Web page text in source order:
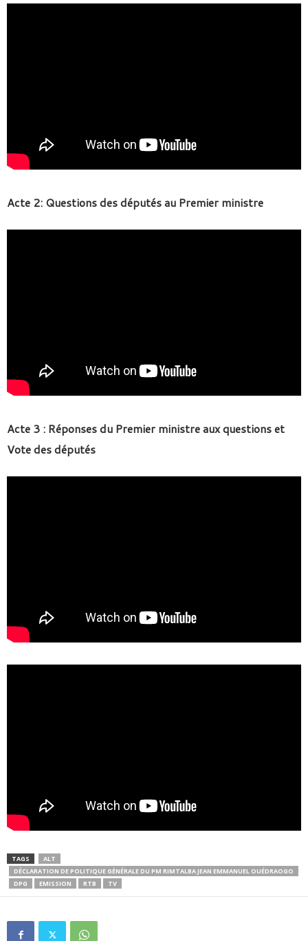
Acte 2: Questions des députés au Premier ministre
Acte 3 : Réponses du Premier ministre aux questions et
Vote des députés
TAGS
ALT
DÉCLARATION DE POLITIQUE GÉNÉRALE DU PM RIMTALBA JEAN EMMANUEL OUÉDRAOGO
DPG
EMISSION RTB TV